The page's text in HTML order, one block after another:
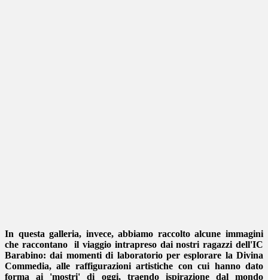
In questa galleria, invece, abbiamo raccolto alcune immagini
che raccontano il viaggio intrapreso dai nostri ragazzi dell'IC
Barabino: dai momenti di laboratorio per esplorare la Divina
Commedia, alle raffigurazioni artistiche con cui hanno dato
forma ai 'mostri' di oggi, traendo ispirazione dal mondo